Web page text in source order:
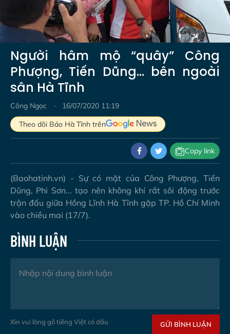
Video
Người hâm mộ “quây” Công
Phượng, Tiến Dũng... bên ngoài
sân Hà Tĩnh
Công Ngọc
16/07/2020 11:19
Theo dõi Báo Hà Tĩnh trên
Copy link
(Baohatinh.vn) - Sự có mặt của Công Phượng, Tiến
Dũng, Phi Sơn... tạo nên không khí rất sôi động trước
trận đấu giữa Hồng Lĩnh Hà Tĩnh gặp TP. Hồ Chí Minh
vào chiều mai (17/7).
BÌNH LUẬN
Xin vui lòng gõ tiếng Việt có dấu GỬI BÌNH LUẬN